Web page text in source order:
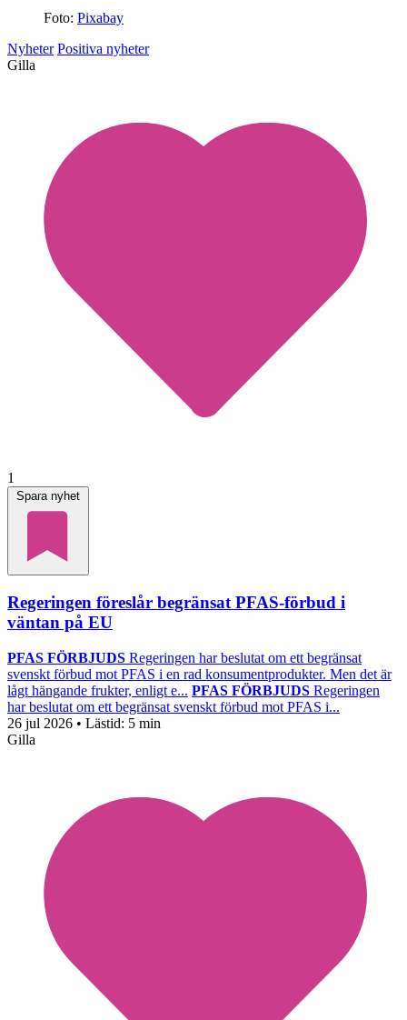
Foto: Pixabay
Nyheter Positiva nyheter
Gilla
1
Spara nyhet
Regeringen föreslår begränsat PFAS-förbud i
väntan på EU
PFAS FÖRBJUDS Regeringen har beslutat om ett begränsat
svenskt förbud mot PFAS i en rad konsumentprodukter. Men det är
lågt hängande frukter, enligt e... PFAS FÖRBJUDS Regeringen
har beslutat om ett begränsat svenskt förbud mot PFAS i...
26 jul 2026 • Lästid: 5 min
Gilla